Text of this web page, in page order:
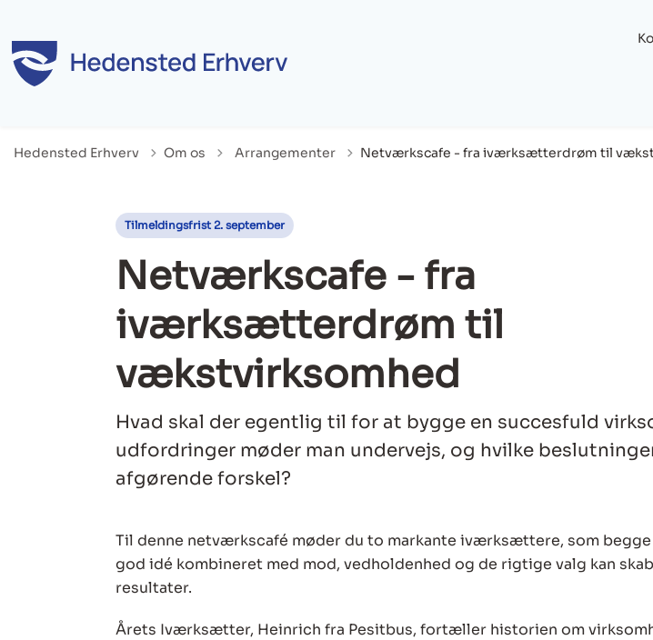
Hedensted Erhverv Om os Tilbage til
Arrangementer Netværkscafe - fra iværksætterdrøm til
Tilmeldingsfrist 2. september
Netværkscafe - fra
iværksætterdrøm til
vækstvirksomhed
Hvad skal der egentlig til for at bygge en succesfuld
udfordringer møder man undervejs, og hvilke
afgørende forskel?
Til denne netværkscafé møder du to markante iværksættere, som begge
god idé kombineret med mod, vedholdenhed og de rigtige valg kan
resultater.
Årets Iværksætter, Heinrich fra Pesitbus, fortæller historien om